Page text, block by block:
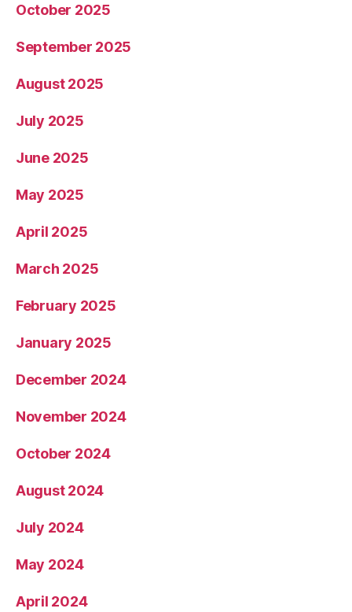
October 2025
September 2025
August 2025
July 2025
June 2025
May 2025
April 2025
March 2025
February 2025
January 2025
December 2024
November 2024
October 2024
August 2024
July 2024
May 2024
April 2024